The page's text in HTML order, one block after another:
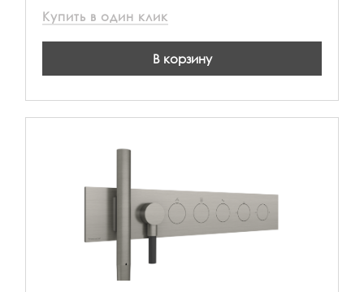
Купить в один клик
В корзину